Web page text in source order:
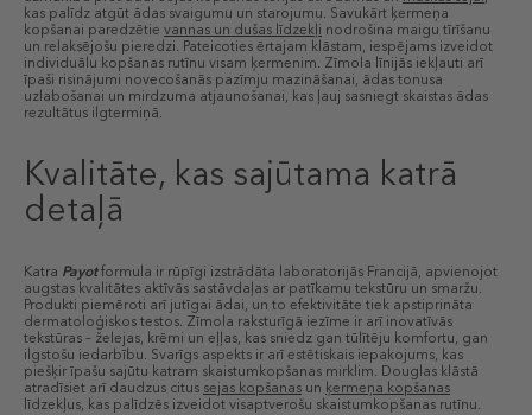
kas palīdz atgūt ādas svaigumu un starojumu. Savukārt ķermeņa
kopšanai paredzētie vannas un dušas līdzekļi nodrošina maigu tīrīšanu
un relaksējošu pieredzi. Pateicoties ērtajam klāstam, iespējams izveidot
individuālu kopšanas rutīnu visam ķermenim. Zīmola līnijās iekļauti arī
īpaši risinājumi novecošanās pazīmju mazināšanai, ādas tonusa
uzlabošanai un mirdzuma atjaunošanai, kas ļauj sasniegt skaistas ādas
rezultātus ilgtermiņā.
Kvalitāte, kas sajūtama katrā
detaļā
Katra Payotformula ir rūpīgi izstrādāta laboratorijās Francijā, apvienojot
augstas kvalitātes aktīvās sastāvdaļas ar patīkamu tekstūru un smaržu.
Produkti piemēroti arī jutīgai ādai, un to efektivitāte tiek apstiprināta
dermatoloģiskos testos. Zīmola raksturīgā iezīme ir arī inovatīvās
tekstūras – želejas, krēmi un eļļas, kas sniedz gan tūlītēju komfortu, gan
ilgstošu iedarbību. Svarīgs aspekts ir arī estētiskais iepakojums, kas
piešķir īpašu sajūtu katram skaistumkopšanas mirklim. Douglas klāstā
atradīsiet arī daudzus citus sejas kopšanas un ķermeņa kopšanas
līdzekļus, kas palīdzēs izveidot visaptverošu skaistumkopšanas rutīnu.